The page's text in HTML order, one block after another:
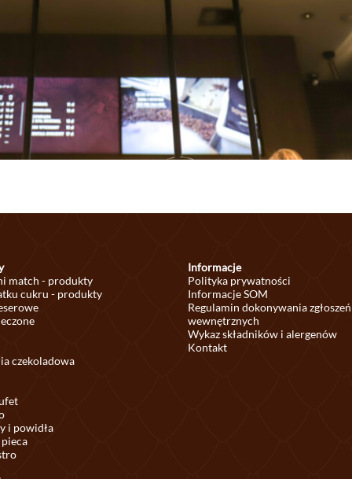
match - produkty
cukru - produkty
czekoladowa
i powidła
pieca
Informacje
Polityka prywatności
Informacje SOM
Regulamin dokonywania zgłoszeń
wewnętrznych
Wykaz składników i alergenów
Kontakt